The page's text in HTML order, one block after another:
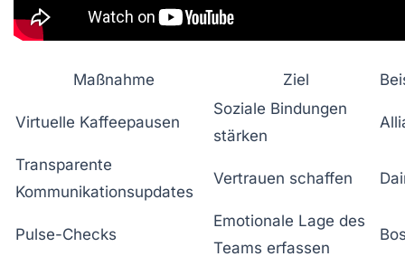
Maßnahme Ziel
Virtuelle Kaffeepausen
Soziale Bindungen
stärken
Transparente
Kommunikationsupdates
Vertrauen schaffen
Pulse-Checks
Emotionale Lage des
Teams erfassen